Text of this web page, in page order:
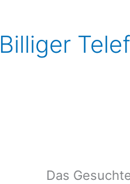
Billiger
Das